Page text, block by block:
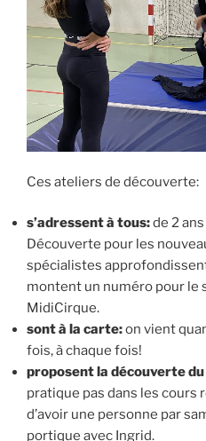
Ces ateliers de découverte:
s’adressent à tous:de 2
Découverte pour les
spécialistes
montent un numéro pour le
MidiCirque.
sont à la carte:on vient
fois, à chaque fois!
proposent la découverte
pratique pas dans les cours
d’avoir une personne par
portique avec Ingrid.